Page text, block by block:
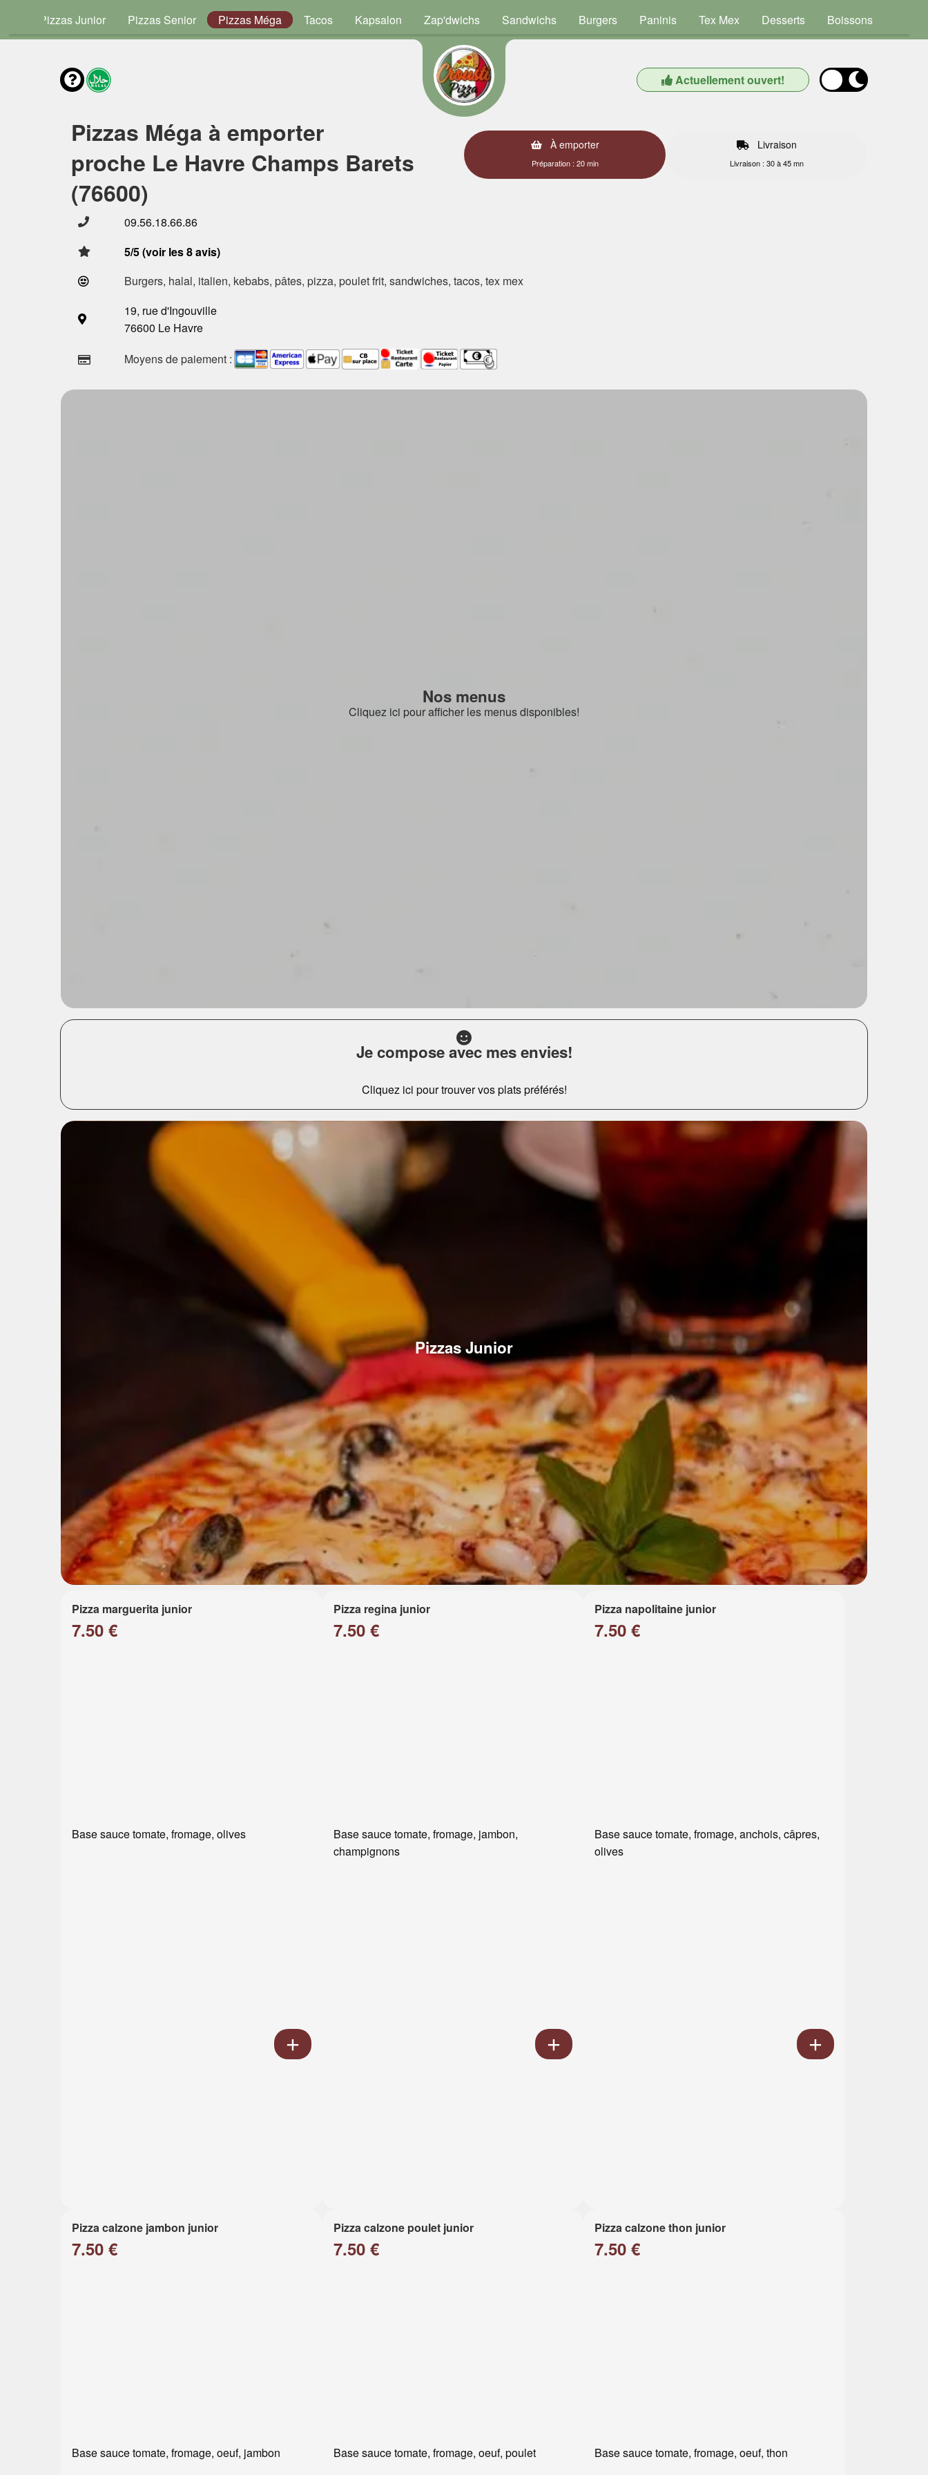
Pizzas Junior Pizzas Senior Pizzas Méga Tacos Kapsalon Zap'dwichs Sandwichs Burgers Paninis Tex Mex Desserts Boissons
Actuellement ouvert!
Pizzas Méga à emporter
proche Le Havre Champs Barets
(76600)
À emporter
Préparation : 20 min
Livraison
Livraison : 30 à 45 mn
09.56.18.66.86
5/5 (voir les 8 avis)
Burgers, halal, italien, kebabs, pâtes, pizza, poulet frit, sandwiches, tacos, tex mex
19, rue d'Ingouville
76600 Le Havre
Moyens de paiement :
Nos menus
Cliquez ici pour afficher les menus disponibles!
Je compose avec mes envies!
Cliquez ici pour trouver vos plats préférés!
Pizzas Junior
Pizza marguerita junior
7.50 €
Base sauce tomate, fromage, olives
Pizza regina junior
7.50 €
Base sauce tomate, fromage, jambon,
champignons
Pizza napolitaine junior
7.50 €
Base sauce tomate, fromage, anchois, câpres,
olives
Pizza calzone jambon junior
7.50 €
Base sauce tomate, fromage, oeuf, jambon
Pizza calzone poulet junior
7.50 €
Base sauce tomate, fromage, oeuf, poulet
Pizza calzone thon junior
7.50 €
Base sauce tomate, fromage, oeuf, thon